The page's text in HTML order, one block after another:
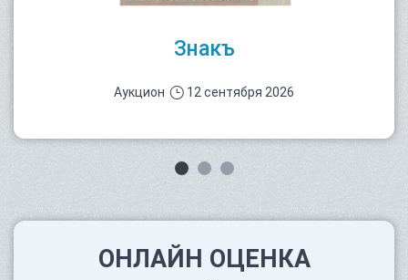
Знакъ
Аукцион 12 сентября 2026
ОНЛАЙН ОЦЕНКА